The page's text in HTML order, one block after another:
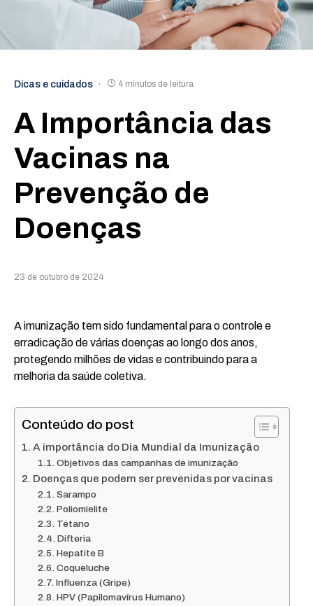
Dicas e cuidados 4 minutos de leitura
A Importância das
Vacinas na
Prevenção de
Doenças
23 de outubro de 2024
A imunização tem sido fundamental para o controle e
erradicação de várias doenças ao longo dos anos,
protegendo milhões de vidas e contribuindo para a
melhoria da saúde coletiva.
Conteúdo do post
A importância do Dia Mundial da Imunização
Objetivos das campanhas de imunização
Doenças que podem ser prevenidas por vacinas
Sarampo
Poliomielite
Tétano
Difteria
Hepatite B
Coqueluche
Influenza (Gripe)
HPV (Papilomavírus Humano)